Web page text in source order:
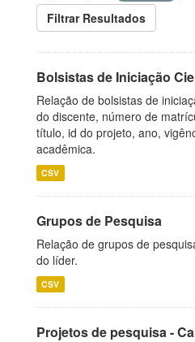
Filtrar Resultados
Bolsistas de Iniciação
Relação de bolsistas de
do discente, número de
título, id do projeto, ano,
acadêmica.
CSV
Grupos de Pesquisa
Relação de grupos de
do líder.
CSV
Projetos de pesquisa -